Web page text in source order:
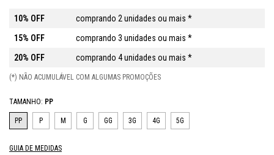
10% OFF
comprando 2 unidades ou mais *
15% OFF
comprando 3 unidades ou mais *
20% OFF
comprando 4 unidades ou mais *
(*) NÃO ACUMULÁVEL COM ALGUMAS PROMOÇÕES
TAMANHO: PP
PP P M G GG 3G 4G 5G
GUIA DE MEDIDAS